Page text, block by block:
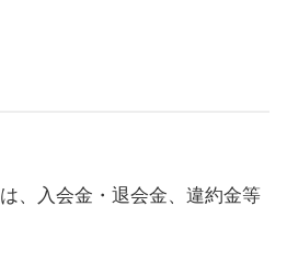
は、入会金・退会金、違約金等